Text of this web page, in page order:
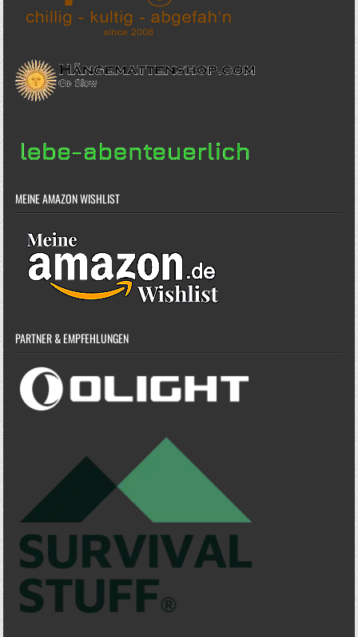
MEINE AMAZON WISHLIST
PARTNER & EMPFEHLUNGEN